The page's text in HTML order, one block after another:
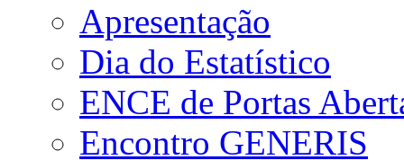
Apresentação
Dia do Estatístico
ENCE de Portas
Encontro GENERIS